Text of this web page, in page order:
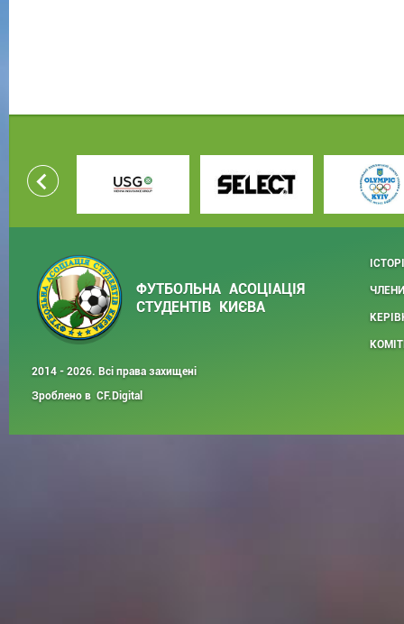
ФУТБОЛЬНА АСОЦІАЦІЯ
СТУДЕНТІВ КИЄВА
2014 - 2026. Всі права захищені
Зроблено в CF.Digital